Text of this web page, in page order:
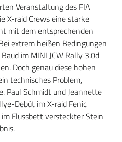
Veranstaltung des FIA
X-raid Crews eine starke
mit dem entsprechenden
extrem heißen Bedingungen
im MINI JCW Rally 3.0d
Doch genau diese hohen
technisches Problem,
Paul Schmidt und Jeannette
Debüt im X-raid Fenic
Flussbett versteckter Stein